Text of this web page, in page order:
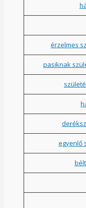
érzelmes
pasiknak
egyenlő